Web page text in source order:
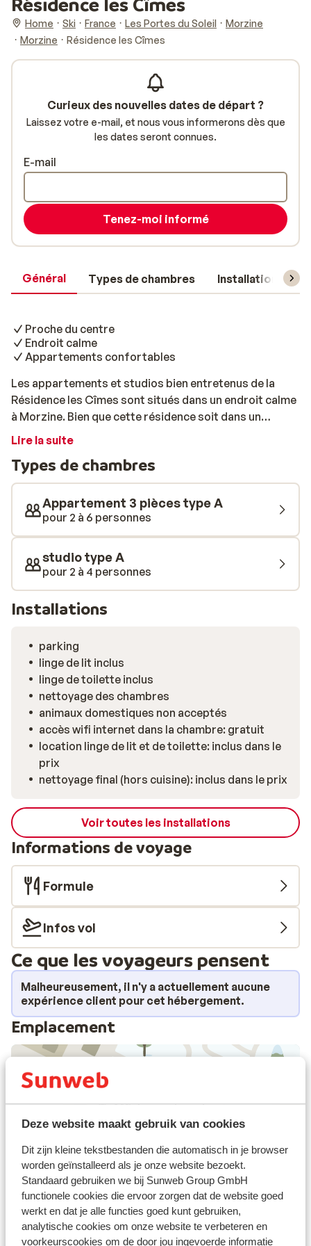
Deze website maakt gebruik van cookies
Dit zijn kleine tekstbestanden die automatisch in je browser
worden geïnstalleerd als je onze website bezoekt.
Standaard gebruiken we bij Sunweb Group GmbH
functionele cookies die ervoor zorgen dat de website goed
werkt en dat je alle functies goed kunt gebruiken,
analytische cookies om onze website te verbeteren en
voorkeurscookies om de door jou ingevoerde informatie
Home Ski France Les Portes du Soleil
Morzine
Morzine
Résidence les Cîmes
Général Types de chambres Installations
Proche du centre
Endroit calme
Appartements confortables
Les appartements et studios bien entretenus de la
Résidence les Cîmes sont situés dans un endroit calme
à Morzine. Bien que cette résidence soit dans un
endroit calme, vous trouverez le centre animé de
Pléney est également à 400 mètres et vous emmènera
au sommet des Portes du Soleil en quelques minutes.
Les appartements et les studios disposent d'un
mobilier moderne et chacun dispose d'une petite
cuisine.
Lire la suite
Types de chambres
Appartement 3 pièces type A
pour 2 à 6 personnes
studio type A
pour 2 à 4 personnes
Installations
parking
linge de lit inclus
linge de toilette inclus
nettoyage des chambres
animaux domestiques non acceptés
accès wifi internet dans la chambre: gratuit
location linge de lit et de toilette: inclus dans le
prix
nettoyage final (hors cuisine): inclus dans le prix
Voir toutes les installations
Informations de voyage
Formule
Infos vol
Ce que les voyageurs pensent
Malheureusement, il n'y a actuellement aucune
expérience client pour cet hébergement.
Emplacement
Afficher sur la carte
À proximité
Distance du centre-ville: environ 170 mètres
Distance jusqu'aux pistes de ski environ 300
mètres
Curieux des nouvelles dates de départ ?
Laissez votre e-mail, et nous vous informerons dès que
les dates seront connues.
E-mail
Tenez-moi informé